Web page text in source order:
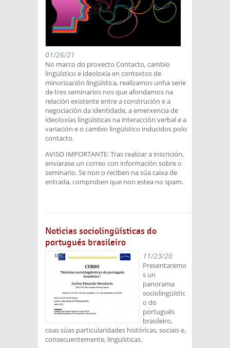
01/26/21
No marco do proxecto Contacto, cambio
lingüístico e ideoloxía en contextos de
minorización lingüística, realizamos unha serie
de tres seminarios nos que afondamos na
relación existente entre a construción e a
negociación da identidade, a emerxencia de
ideoloxías lingüísticas na interacción verbal e a
variación e o cambio lingüístico inducidos polo
contacto.
AVISO IMPORTANTE: Tras realizar a inscrición,
enviarase un correo con información sobre o
seminario. Se non o reciben na súa caixa de
entrada, comproben que non estea no spam.
Noticias sociolingüísticas do
portugués brasileiro
11/23/20
Presentaremo
s un
panorama
sociolingüístic
o do
portugués
brasileiro,
coas súas particularidades históricas, sociais e,
consecuentemente, lingüísticas.